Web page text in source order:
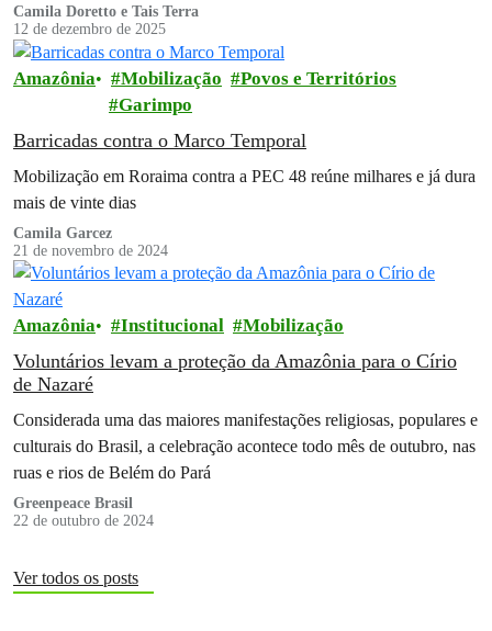
Camila Doretto e Tais Terra
12 de dezembro de 2025
Amazônia Mobilização
Povos e Territórios
Garimpo
Barricadas contra o Marco Temporal
Mobilização em Roraima contra a PEC 48 reúne milhares e já dura
mais de vinte dias
Camila Garcez
21 de novembro de 2024
Amazônia Institucional Mobilização
Voluntários levam a proteção da Amazônia para o Círio
de Nazaré
Considerada uma das maiores manifestações religiosas, populares e
culturais do Brasil, a celebração acontece todo mês de outubro, nas
ruas e rios de Belém do Pará
Greenpeace Brasil
22 de outubro de 2024
Ver todos os posts